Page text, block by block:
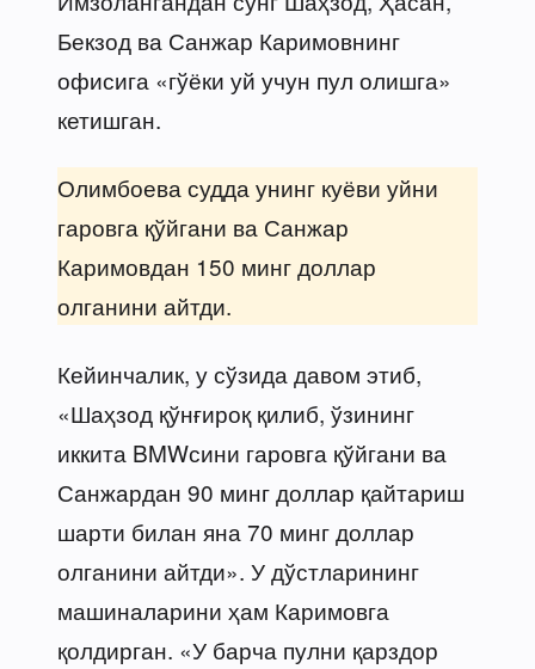
Бекзод ва Санжар Каримовнинг
офисига «гўёки уй учун пул олишга»
кетишган.
Олимбоева судда унинг куёви уйни
гаровга қўйгани ва Санжар
Каримовдан 150 минг доллар
олганини айтди.
Кейинчалик, у сўзида давом этиб,
«Шаҳзод қўнғироқ қилиб, ўзининг
иккита BMWсини гаровга қўйгани ва
Санжардан 90 минг доллар қайтариш
шарти билан яна 70 минг доллар
олганини айтди». У дўстларининг
машиналарини ҳам Каримовга
қолдирган. «У барча пулни қарздор